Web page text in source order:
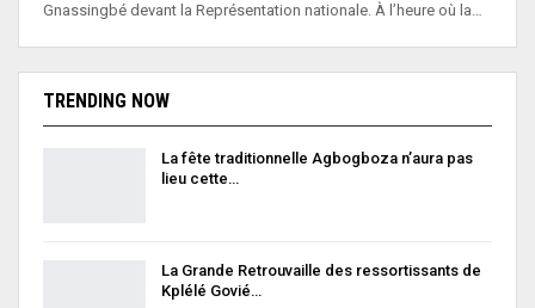
Gnassingbé devant la Représentation nationale. À l’heure où la…
TRENDING NOW
La fête traditionnelle Agbogboza n’aura pas
lieu cette…
La Grande Retrouvaille des ressortissants de
Kplélé Govié…